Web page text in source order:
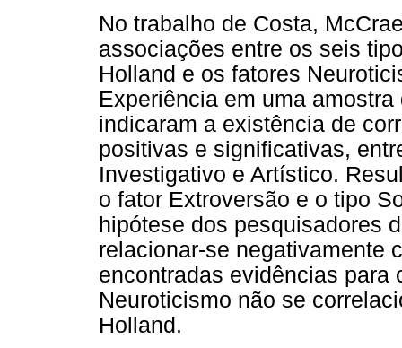
No trabalho de Costa,
associações entre os seis
Holland e os fatores
Experiência em uma
indicaram a existência de
positivas e significativas,
Investigativo e Artístico.
o fator Extroversão e o tipo
hipótese dos pesquisadores
relacionar-se negativamente
encontradas evidências para
Neuroticismo não se
Holland.